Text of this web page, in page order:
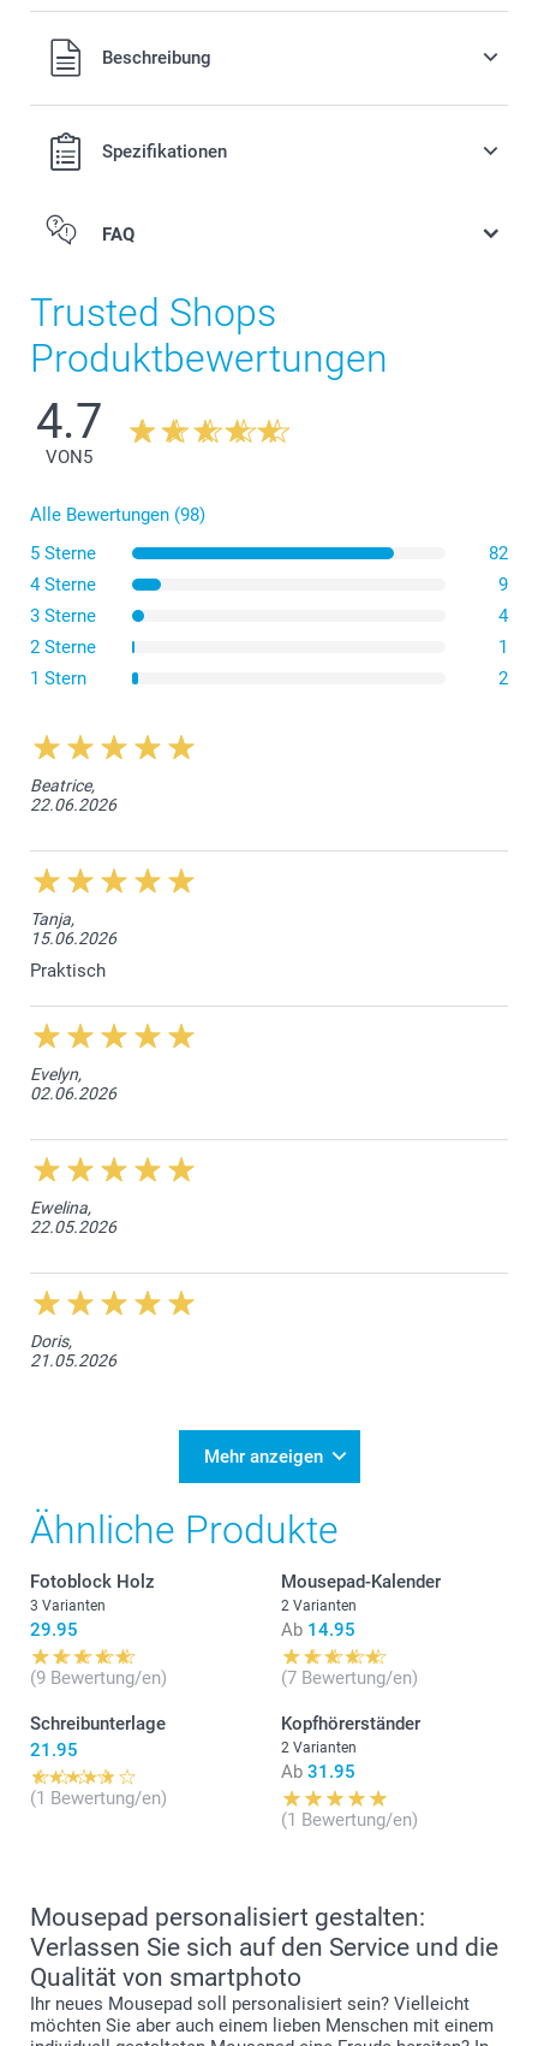
Alle Preise verstehen sich in Schweizer Franken (CHF) inkl.
MwSt. und zzgl. Versandkosten.
Beschreibung
Spezifikationen
FAQ
Trusted Shops
Produktbewertungen
4.7
VON5
Alle Bewertungen (98)
5 Sterne
82
4 Sterne
9
3 Sterne
4
2 Sterne
1
1 Stern
2
Beatrice,
22.06.2026
Tanja,
15.06.2026
Praktisch
Evelyn,
02.06.2026
Ewelina,
22.05.2026
Doris,
21.05.2026
Mehr anzeigen
Ähnliche Produkte
Fotoblock Holz
3 Varianten
29.95
(9 Bewertung/en)
Mousepad-Kalender
2 Varianten
Ab 14.95
(7 Bewertung/en)
Schreibunterlage
21.95
(1 Bewertung/en)
Kopfhörerständer
2 Varianten
Ab 31.95
(1 Bewertung/en)
Mousepad personalisiert gestalten:
Verlassen Sie sich auf den Service und die
Qualität von smartphoto
Ihr neues Mousepad soll personalisiert sein? Vielleicht
möchten Sie aber auch einem lieben Menschen mit einem